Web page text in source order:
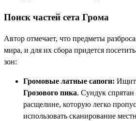
Поиск частей сета Грома
Автор отмечает, что предметы
мира, и для их сбора придется
зон:
Громовые латные сапоги:
Грозового пика. Сундук
расщелине, которую легко
использовать сканирование